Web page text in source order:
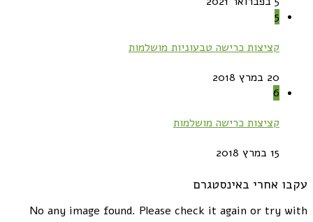
5
קציצות כרישה טבעוניות מושלמות
20 במרץ 2018
6
קציצות כרישה מושלמות
15 במרץ 2018
עקבו אחרי באינסטגרם
No any image found. Please check it again or try with